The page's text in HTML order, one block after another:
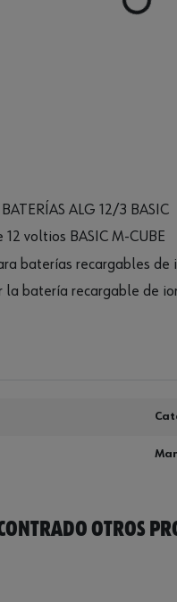
Loading...
ALG 12/3 BASIC
12 voltios BASIC M-CUBE
baterías recargables de
la batería recargable de
OTROS